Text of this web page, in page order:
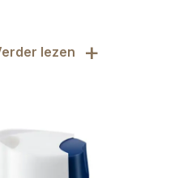
lezen +